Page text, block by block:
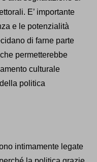
E’ importante
e le potenzialità
di farne parte
permetterebbe
culturale
politica
intimamente legate